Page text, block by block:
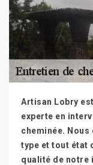
Artisan Lobry
experte en
cheminée.
type et tout état
qualité de notre